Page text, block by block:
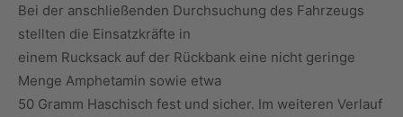
Bei der anschließenden Durchsuchung des Fahrzeugs
stellten die Einsatzkräfte in
einem Rucksack auf der Rückbank eine nicht geringe
Menge Amphetamin sowie etwa
50 Gramm Haschisch fest und sicher. Im weiteren Verlauf